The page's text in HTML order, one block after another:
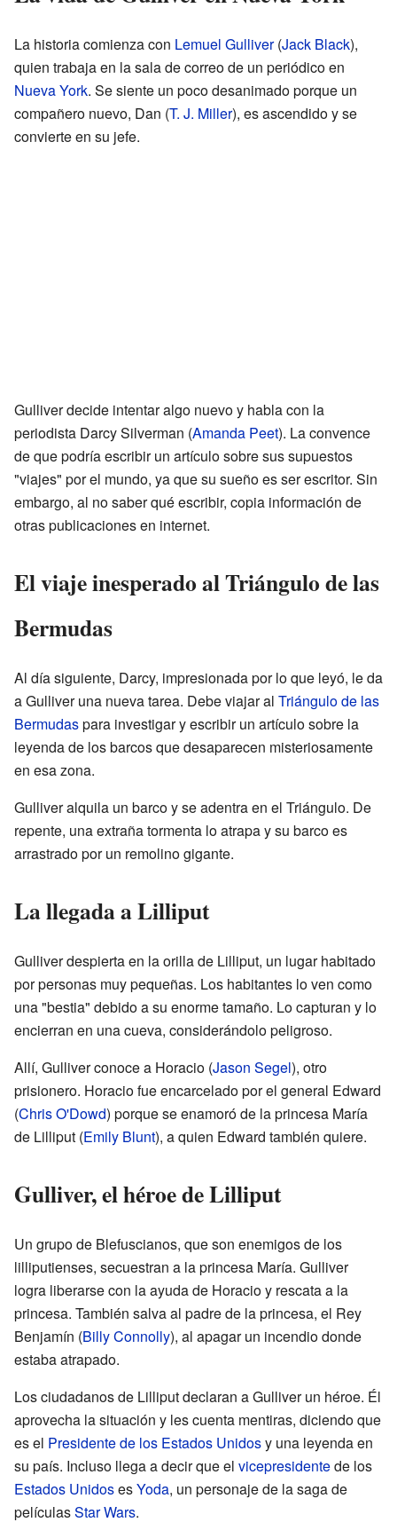
La historia comienza con Lemuel Gulliver(Jack Black),
quien trabaja en la sala de correo de un periódico en
Nueva York. Se siente un poco desanimado porque un
compañero nuevo, Dan (T. J. Miller), es ascendido y se
convierte en su jefe.
Gulliver decide intentar algo nuevo y habla con la
periodista Darcy Silverman (Amanda Peet). La convence
de que podría escribir un artículo sobre sus supuestos
"viajes" por el mundo, ya que su sueño es ser escritor. Sin
embargo, al no saber qué escribir, copia información de
otras publicaciones en internet.
El viaje inesperado al Triángulo de las
Bermudas
Al día siguiente, Darcy, impresionada por lo que leyó, le da
a Gulliver una nueva tarea. Debe viajar al Triángulo de las
Bermudaspara investigar y escribir un artículo sobre la
leyenda de los barcos que desaparecen misteriosamente
en esa zona.
Gulliver alquila un barco y se adentra en el Triángulo. De
repente, una extraña tormenta lo atrapa y su barco es
arrastrado por un remolino gigante.
La llegada a Lilliput
Gulliver despierta en la orilla de Lilliput, un lugar habitado
por personas muy pequeñas. Los habitantes lo ven como
una "bestia" debido a su enorme tamaño. Lo capturan y lo
encierran en una cueva, considerándolo peligroso.
Allí, Gulliver conoce a Horacio (Jason Segel), otro
prisionero. Horacio fue encarcelado por el general Edward
(Chris O'Dowd) porque se enamoró de la princesa María
de Lilliput (Emily Blunt), a quien Edward también quiere.
Gulliver, el héroe de Lilliput
Un grupo de Blefuscianos, que son enemigos de los
lilliputienses, secuestran a la princesa María. Gulliver
logra liberarse con la ayuda de Horacio y rescata a la
princesa. También salva al padre de la princesa, el Rey
Benjamín (Billy Connolly), al apagar un incendio donde
estaba atrapado.
Los ciudadanos de Lilliput declaran a Gulliver un héroe. Él
aprovecha la situación y les cuenta mentiras, diciendo que
es el Presidente de los Estados Unidosy una leyenda en
su país. Incluso llega a decir que el vicepresidentede los
Estados UnidosesYoda, un personaje de la saga de
películasStar Wars.